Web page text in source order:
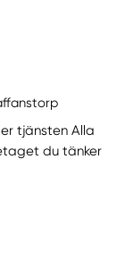
tjänsten Alla
du tänker